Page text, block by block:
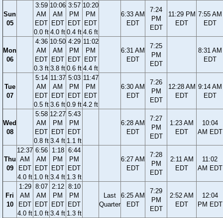
Sun
05
3:59
AM
EDT
0.0 ft
10:06
AM
EDT
4.0 ft
3:57
PM
EDT
0.4 ft
10:20
PM
EDT
4.6 ft
6:33 AM
EDT
7:24
PM
EDT
11:29 PM
EDT
7:55 AM
EDT
Mon
06
4:36
AM
EDT
0.3 ft
10:50
AM
EDT
3.8 ft
4:29
PM
EDT
0.6 ft
11:02
PM
EDT
4.4 ft
6:31 AM
EDT
7:25
PM
EDT
8:31 AM
EDT
Tue
07
5:14
AM
EDT
0.5 ft
11:37
AM
EDT
3.6 ft
5:03
PM
EDT
0.9 ft
11:47
PM
EDT
4.2 ft
6:30 AM
EDT
7:26
PM
EDT
12:28 AM
EDT
9:14 AM
EDT
Wed
08
5:58
AM
EDT
0.8 ft
12:27
PM
EDT
3.4 ft
5:43
PM
EDT
1.1 ft
6:28 AM
EDT
7:27
PM
EDT
1:23 AM
EDT
10:04
AM EDT
Thu
09
12:37
AM
EDT
4.0 ft
6:56
AM
EDT
1.0 ft
1:18
PM
EDT
3.4 ft
6:44
PM
EDT
1.3 ft
6:27 AM
EDT
7:28
PM
EDT
2:11 AM
EDT
11:02
AM EDT
Fri
10
1:29
AM
EDT
4.0 ft
8:07
AM
EDT
1.0 ft
2:12
PM
EDT
3.4 ft
8:10
PM
EDT
1.3 ft
Last
Quarter
6:25 AM
EDT
7:29
PM
EDT
2:52 AM
EDT
12:04
PM EDT